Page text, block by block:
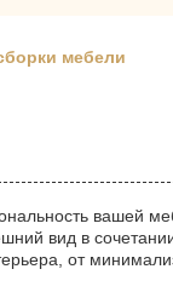
мебели
вашей
вид в
от